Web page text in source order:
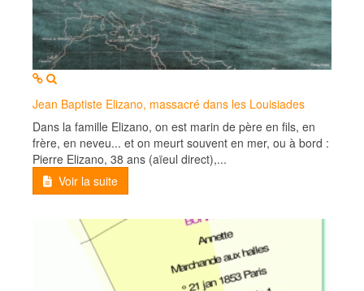
MOD_JTCS_VIEW_ARTICLE_LINK
Jean Baptiste Elizano, massacré dans les Louisiades
Dans la famille Elizano, on est marin de père en fils, en
frère, en neveu... et on meurt souvent en mer, ou à bord :
Pierre Elizano, 38 ans (aïeul direct),...
Voir la suite